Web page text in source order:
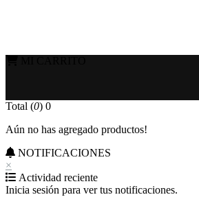
Total (0) 0
Aún no has agregado productos!
NOTIFICACIONES
×
Actividad reciente
Inicia sesión para ver tus notificaciones.